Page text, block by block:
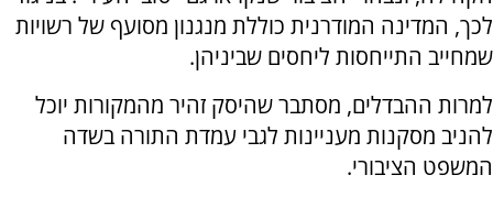
לכך, המדינה המודרנית כוללת מנגנון מסועף של רשויות
שמחייב התייחסות ליחסים שביניהן.
למרות ההבדלים, מסתבר שהיסק זהיר מהמקורות יוכל
להניב מסקנות מעניינות לגבי עמדת התורה בשדה
המשפט הציבורי.